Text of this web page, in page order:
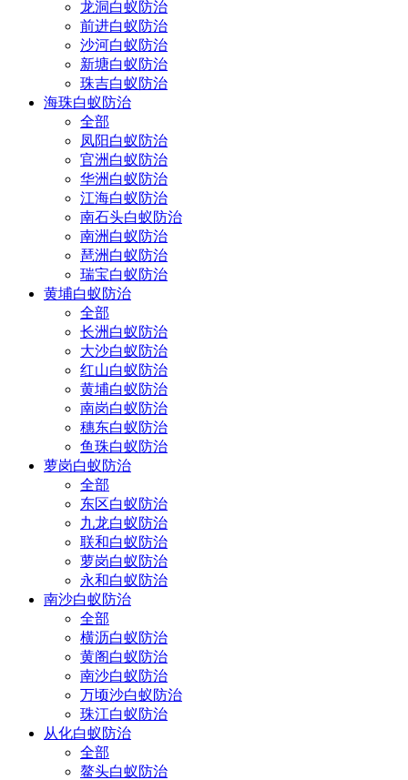
龙洞白蚁防治
前进白蚁防治
沙河白蚁防治
新塘白蚁防治
珠吉白蚁防治
海珠白蚁防治
全部
凤阳白蚁防治
官洲白蚁防治
华洲白蚁防治
江海白蚁防治
南石头白蚁防治
南洲白蚁防治
琶洲白蚁防治
瑞宝白蚁防治
黄埔白蚁防治
全部
长洲白蚁防治
大沙白蚁防治
红山白蚁防治
黄埔白蚁防治
南岗白蚁防治
穗东白蚁防治
鱼珠白蚁防治
萝岗白蚁防治
全部
东区白蚁防治
九龙白蚁防治
联和白蚁防治
萝岗白蚁防治
永和白蚁防治
南沙白蚁防治
全部
横沥白蚁防治
黄阁白蚁防治
南沙白蚁防治
万顷沙白蚁防治
珠江白蚁防治
从化白蚁防治
全部
鳌头白蚁防治